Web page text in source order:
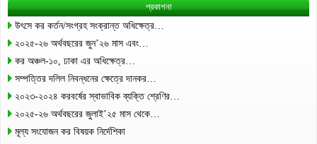
প্রকাশনা
উৎসে কর কর্তন/সংগ্রহ সংক্রান্ত অধিক্ষেত্র…
২০২৫-২৬ অর্থবছরের জুন’২৬ মাস এবং…
কর অঞ্চল-১০, ঢাকা এর অধিক্ষেত্র…
সম্পত্তির দলিল নিবন্ধনের ক্ষেত্রে দানকর…
২০২৩-২০২৪ করবর্ষের স্বাভাবিক ব্যক্তি শ্রেণির…
২০২৫-২৬ অর্থবছরের জুলাই’২৫ মাস থেকে…
মূল্য সংযোজন কর বিষয়ক নির্দেশিকা